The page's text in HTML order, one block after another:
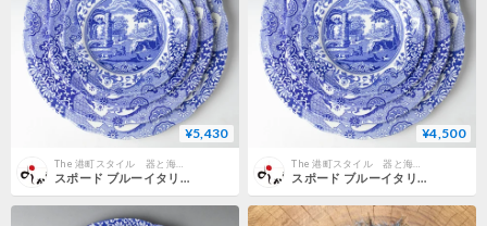
¥5,430
The 港町スタイル 器と海辺の雑貨
スポード ブルーイタリアン プレート 27㎝
¥4,500
スポード ブルーイタリアン プレート 23㎝